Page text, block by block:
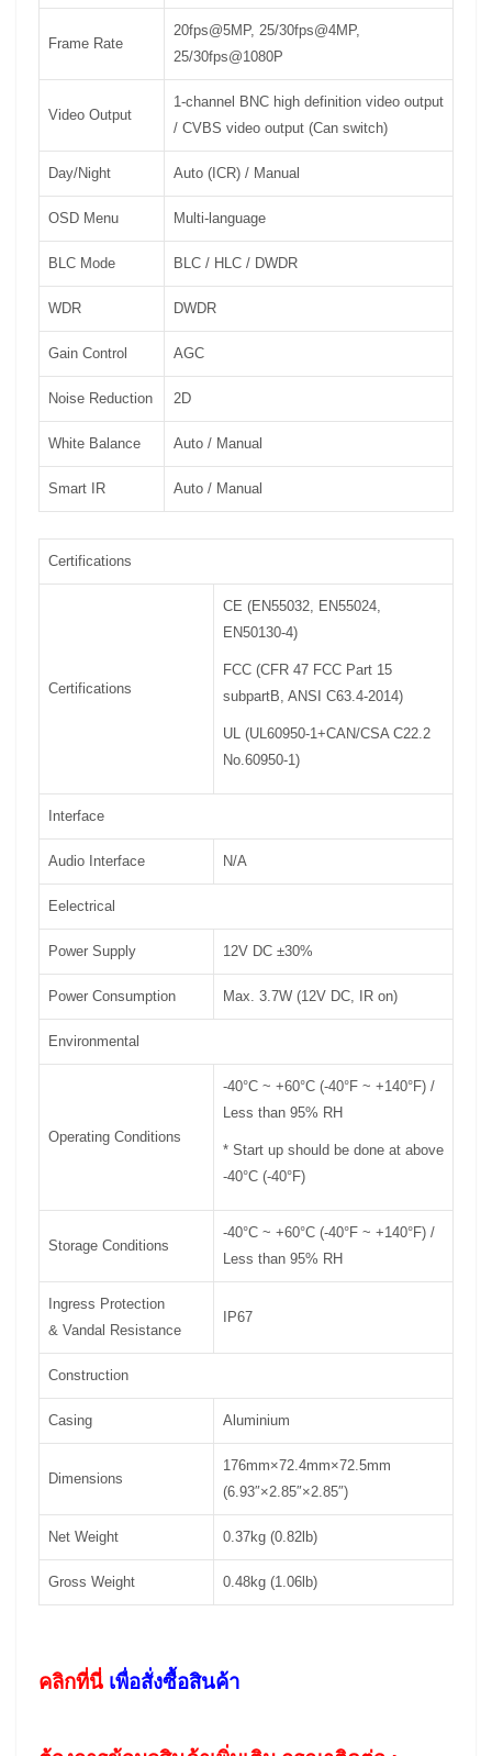
Frame Rate
20fps@5MP, 25/30fps@4MP,
25/30fps@1080P
Video Output
1-channel BNC high definition video output
/ CVBS video output (Can switch)
Day/Night Auto (ICR) / Manual
OSD Menu Multi-language
BLC Mode BLC / HLC / DWDR
WDR DWDR
Gain Control AGC
Noise Reduction 2D
White Balance Auto / Manual
Smart IR Auto / Manual
Certifications
Certifications
CE (EN55032, EN55024,
EN50130-4)
FCC (CFR 47 FCC Part 15
subpartB, ANSI C63.4-2014)
UL (UL60950-1+CAN/CSA C22.2
No.60950-1)
Interface
Audio Interface N/A
Eelectrical
Power Supply 12V DC ±30%
Power Consumption Max. 3.7W (12V DC, IR on)
Environmental
Operating Conditions
-40°C ~ +60°C (-40°F ~ +140°F) /
Less than 95% RH
* Start up should be done at above
-40°C (-40°F)
Storage Conditions
-40°C ~ +60°C (-40°F ~ +140°F) /
Less than 95% RH
Ingress Protection
& Vandal Resistance
IP67
Construction
Casing Aluminium
Dimensions
176mm×72.4mm×72.5mm
(6.93″×2.85″×2.85″)
Net Weight 0.37kg (0.82lb)
Gross Weight 0.48kg (1.06lb)
คลิกที่นี่ เพื่อสั่งซื้อสินค้า